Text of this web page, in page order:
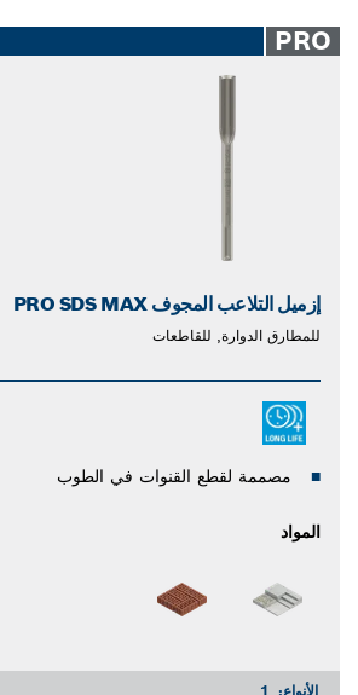
PRO
إزميل التلاعب المجوف PRO SDS MAX
للمطارق الدوارة, للقاطعات
مصممة لقطع القنوات في الطوب
المواد
الأنواع: 1